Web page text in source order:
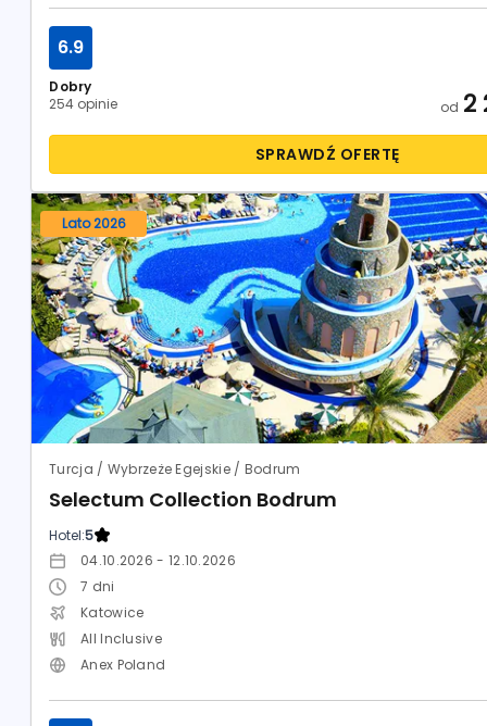
Dobry
254 opinie
6.9
od 2
SPRAWDŹ OFERTĘ
Lato 2026
Turcja / Wybrzeże Egejskie / Bodrum
Selectum Collection Bodrum
Hotel:5
04.10.2026 - 12.10.2026
7 dni
Katowice
All Inclusive
Anex Poland